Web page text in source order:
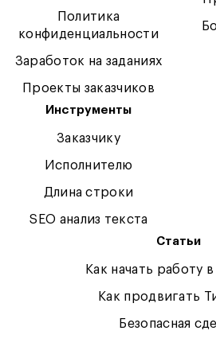
Политика
конфиденциальности
Заработок на заданиях
Проекты заказчиков
Инструменты
Заказчику
Исполнителю
Длина строки
SEO анализ текста
Статьи
Как начать работу
Как продвигать
Безопасная